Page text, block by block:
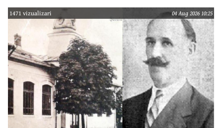
1471 vizualizari 04 Aug 2026 10:25